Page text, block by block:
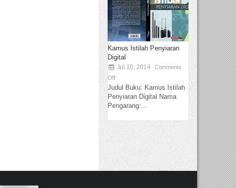
Kamus Istilah Penyiaran
Digital
Jul 10, 2014
Comments
Off
Judul Buku: Kamus Istilah
Penyiaran Digital Nama
Pengarang:...